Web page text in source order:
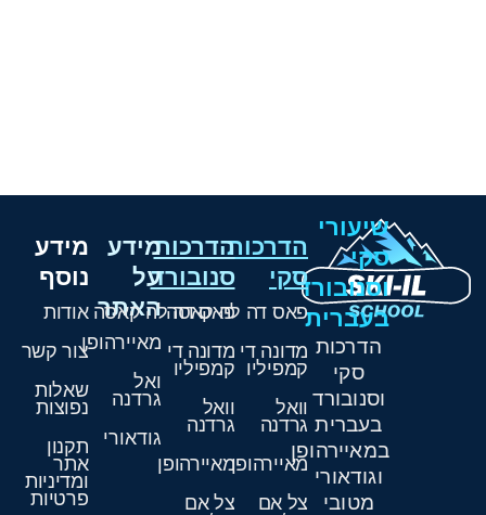
שיעורי
סקי
וסנובורד
בעברית
הדרכות
סקי
וסנובורד
בעברית
במאיירהופן
וגודאורי
מטובי
הדרכות
סקי
פאס דה לה קאסה
מדונה די
קמפיליו
וואל
גרדנה
מאיירהופן
צל אם
הדרכות
סנובורד
פאס דה לה קאסה
מדונה די
קמפיליו
וואל
גרדנה
מאיירהופן
צל אם
מידע
על
האתר
מאיירהופן
ואל
גרדנה
גודאורי
מידע
נוסף
אודות
צור קשר
שאלות
נפוצות
תקנון
אתר
ומדיניות
פרטיות